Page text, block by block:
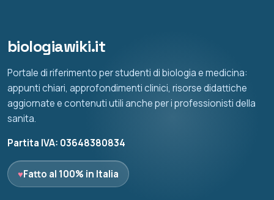
biologiawiki.it
Portale di riferimento per studenti di biologia e medicina:
appunti chiari, approfondimenti clinici, risorse didattiche
aggiornate e contenuti utili anche per i professionisti della
sanita.
Partita IVA: 03648380834
♥Fatto al 100% in Italia